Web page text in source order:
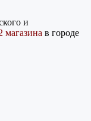
и
магазина в городе